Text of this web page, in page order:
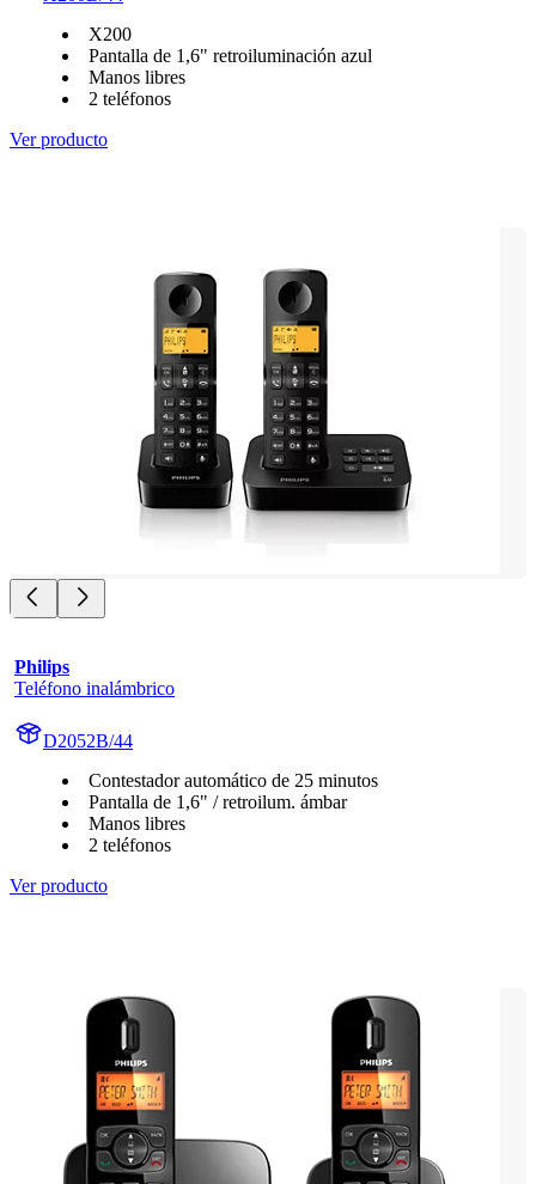
X200
Pantalla de 1,6" retroiluminación azul
Manos libres
2 teléfonos
Ver producto
Philips
Teléfono inalámbrico
D2052B/44
Contestador automático de 25 minutos
Pantalla de 1,6" / retroilum. ámbar
Manos libres
2 teléfonos
Ver producto